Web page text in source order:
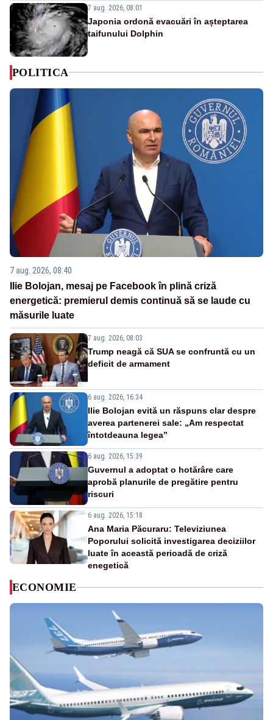
7 aug. 2026, 08:01
Japonia ordonă evacuări în așteptarea
taifunului Dolphin
POLITICA
7 aug. 2026, 08:40
Ilie Bolojan, mesaj pe Facebook în plină criză
energetică: premierul demis continuă să se laude cu
măsurile luate
7 aug. 2026, 08:03
Trump neagă că SUA se confruntă cu un
deficit de armament
6 aug. 2026, 16:34
Ilie Bolojan evită un răspuns clar despre
averea partenerei sale: „Am respectat
întotdeauna legea”
6 aug. 2026, 15:39
Guvernul a adoptat o hotărâre care
aprobă planurile de pregătire pentru
riscuri
6 aug. 2026, 15:18
Ana Maria Păcuraru: Televiziunea
Poporului solicită investigarea deciziilor
luate în această perioadă de criză
enegetică
ECONOMIE